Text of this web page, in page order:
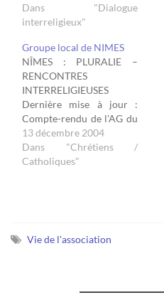
Religions pour la Paix a
organisé avec l’aide du
NÎMES une rencontre des
groupes interreligieux
affiliés ou sympathisants
situés plus
particulièrement…
Dans "Dialogue
interreligieux"
Groupe local de NIMES
NÎMES : PLURALIE –
RENCONTRES
INTERRELIGIEUSES
Dernière mise à jour :
Compte-rendu de l'AG du
1er décembre 2008. - En
mai 1998, un prêtre et un
pasteur de Nîmes
protestants, en l'ouvrant…
13 décembre 2004
Dans "Chrétiens /
Catholiques"
Vie de l'association